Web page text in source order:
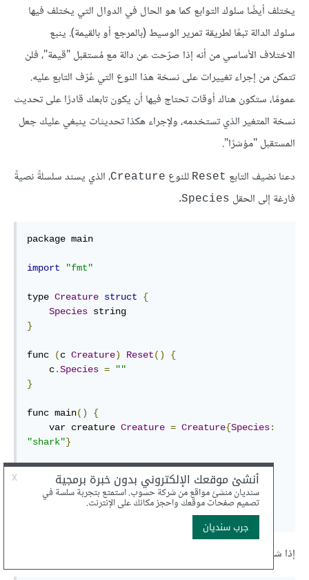
يختلف أيضًا سلوك التوابع كما هو الحال في الدوال التي يختلف فيها
سلوك الدالة تبعًا لطريقة تمرير الوسيط (بالمرجع أو بالقيمة). ينبع
الاختلاف الأساسي من أنه إذا صرّحت عن دالة مع مُستقبل "قيمة"، فلن
تتمكن من إجراء تغييرات على نسخة هذا النوع التي عُرّف التابع عليه.
عمومًا، ستكون هناك أوقات تحتاج فيها أن يكون تابعك قادرًا على تحديث
نسخة المتغير الذي تستخدمه، ولإجراء هكذا تحديثات ينبغي عليك جعل
المستقبل "مؤشرًا".
دعنا نضيف التابع Reset للنوع Creature، الذي يسند سلسلةً نصيةً
فارغة إلى الحقل Species
.
package main
import "fmt"
type Creature struct
{
Species
}
func (c Creature) Reset()
{
    c
.Species =
""
}
func main()
{
    var creature
Creature = Creature{Species:
"shark"}
    creature
.Reset()
Printf("2) %+v\n" , creature)
إذا شغّلت البرنامج ستحصل على الخرج: